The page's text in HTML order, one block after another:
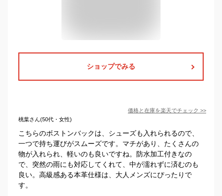
ショップでみる
価格と在庫を楽天でチェック >>
桃葉さん(50代・女性)
こちらのボストンバックは、シューズも入れられるので、
一つで持ち運びがスムーズです。マチがあり、たくさんの
物が入れられ、軽いのも良いですね。防水加工付きなの
で、突然の雨にも対応してくれて、中が濡れずに済むのも
良い。高級感ある本革仕様は、大人メンズにぴったりで
す。